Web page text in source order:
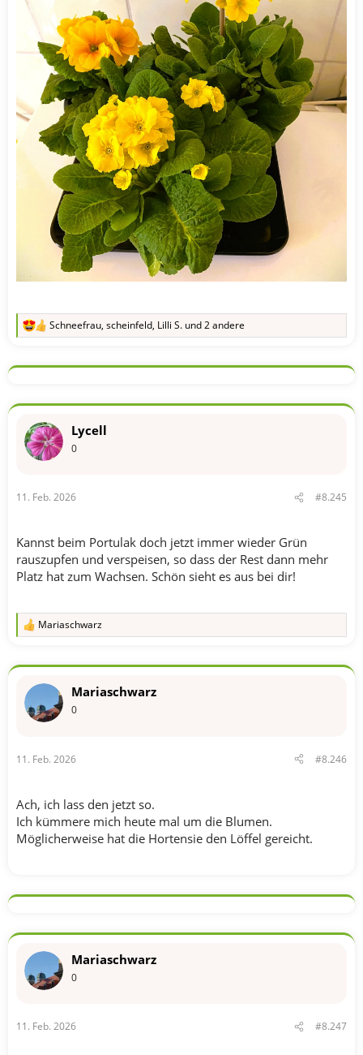
R
k
o
e
n
Schneefrau, scheinfeld, Lilli S. und 2 andere
Lycell
0
11. Feb. 2026 #8.245
Kannst beim Portulak doch jetzt immer wieder Grün
rauszupfen und verspeisen, so dass der Rest dann mehr
Platz hat zum Wachsen. Schön sieht es aus bei dir!
R
k
o
:
Mariaschwarz
Mariaschwarz
0
11. Feb. 2026 #8.246
Ach, ich lass den jetzt so.
Ich kümmere mich heute mal um die Blumen.
Möglicherweise hat die Hortensie den Löffel gereicht.
Mariaschwarz
0
11. Feb. 2026 #8.247